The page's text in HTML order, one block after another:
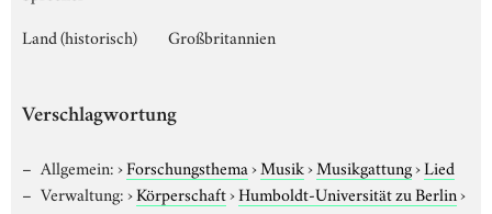
Land (historisch) Großbritannien
Verschlagwortung
Allgemein:›Forschungsthema›Musik›Musikgattung›Lied
Verwaltung:›Körperschaft›Humboldt-Universität zu Berlin›